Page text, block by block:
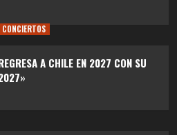
A CHILE EN 2027 CON SU